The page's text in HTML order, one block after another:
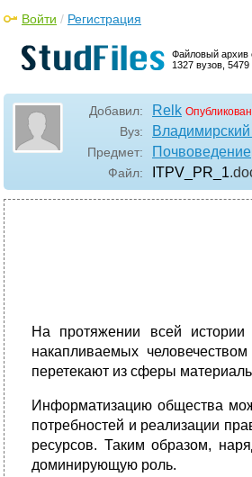
Файловый архив
1327 вузов, 5479
Войти / Регистрация
Добавил: Relk
Вуз:
Предмет: Почвоведение
Файл: ITPV_PR_1
На протяжении всей
накапливаемых
перетекают из сферы
Информатизацию общества
потребностей и реализации
ресурсов. Таким образом,
доминирующую роль.